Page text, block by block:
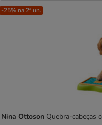
-25% na 2ª un.
Nina Ottoson Quebra-cabeças